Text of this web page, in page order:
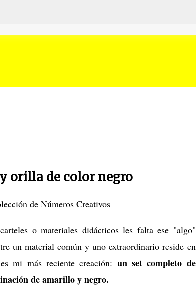
orilla de color negro
de Números Creativos
o materiales didácticos les falta ese "algo"
un material común y uno extraordinario reside en
mi más reciente creación: un set completo de
de amarillo y negro.